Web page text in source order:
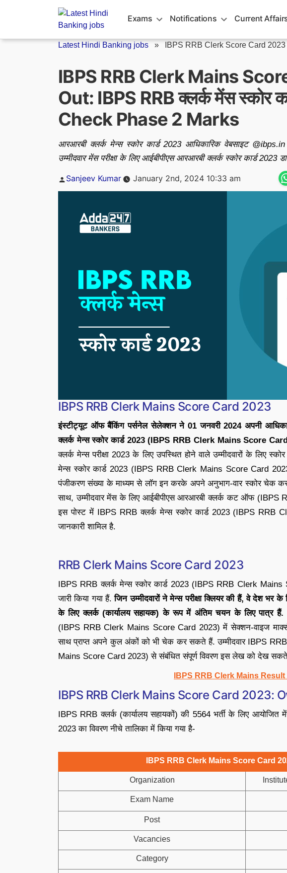
Exams Notifications Current
Latest Hindi Banking jobs » IBPS RRB Clerk Score Card 2023
IBPS RRB Clerk Mains
Out: IBPS RRB क्लर्क मेंस स्कोर
Check Phase 2 Marks
आरआरबी क्लर्क मेन्स स्कोर कार्ड 2023 आधिकारिक वेबसाइट
उम्मीदवार मेंस परीक्षा के लिए आईबीपीएस आरआरबी क्लर्क स्कोर कार्ड
Posted
Sanjeev Kumar January 2nd, 2024 10:33 am
IBPS RRB Clerk Mains Score Card 2023
इंस्टीट्यूट ऑफ बैंकिंग पर्सनेल सेलेक्शन ने 01 जनवरी 2024 अपनी
क्लर्क मेन्स स्कोर कार्ड 2023 (IBPS RRB Clerk Mains Score Card
क्लर्क मेन्स परीक्षा 2023 के लिए उपस्थित होने वाले उम्मीदवारों के लिए
मेन्स स्कोर कार्ड 2023 (IBPS RRB Clerk Mains Score Card
पंजीकरण संख्या के माध्यम से लॉग इन करके अपने अनुभाग-वार स्कोर चेक
साथ, उम्मीदवार मेंस के लिए आईबीपीएस आरआरबी क्लर्क कट ऑफ
इस पोस्ट में IBPS RRB क्लर्क मेन्स स्कोर कार्ड 2023 (IBPS RRB
जानकारी शामिल है.
RRB Clerk Mains Score Card 2023
IBPS RRB क्लर्क मेन्स स्कोर कार्ड 2023 (IBPS RRB Clerk
जारी किया गया हैं.जिन उम्मीदवारों ने मेन्स परीक्षा क्लियर की हैं, वे देश भर के
के लिए क्लर्क (कार्यालय सहायक) के रूप में अंतिम चयन के लिए पात्र हैं.
(IBPS RRB Clerk Mains Score Card 2023) में सेक्शन-वाइज
साथ प्राप्त अपने कुल अंकों को भी चेक कर सकते हैं. उम्मीदवार IBPS
Mains Score Card 2023) से संबंधित संपूर्ण विवरण इस लेख को देख
IBPS RRB Clerk Mains Result
IBPS RRB Clerk Mains Score Card 2023:
IBPS RRB क्लर्क (कार्यालय सहायकों) की 5564 भर्ती के लिए आयोजित
2023 का विवरण नीचे तालिका में किया गया है-
IBPS RRB Clerk Mains Score Card
Organization
Exam Name
Post
Vacancies
Category